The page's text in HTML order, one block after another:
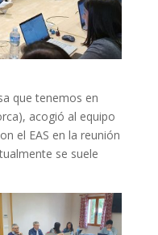
que tenemos en
acogió al equipo
el EAS en la reunión
se suele